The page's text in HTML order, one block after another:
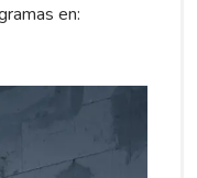
en: